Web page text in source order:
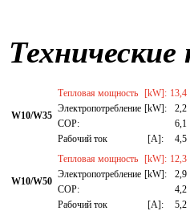
W10/W35
Тепловая мощность [kW]: 13,4
Электропотребление [kW]:
2,2
СОР:
6,1
Рабочий ток
[A]: 4,5
W10/W50
Тепловая мощность [kW]: 12,3
Электропотребление [kW]:
2,9
СОР:
4,2
Рабочий ток
[A]: 5,2